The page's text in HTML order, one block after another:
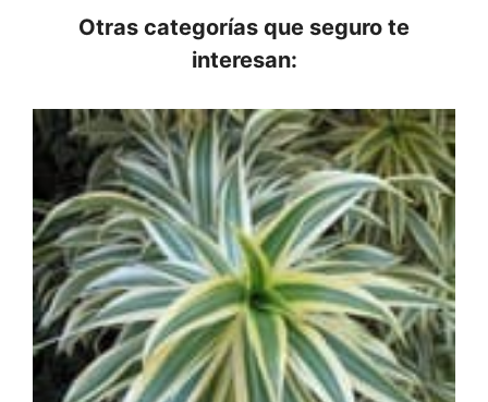
Otras categorías que seguro te
interesan: